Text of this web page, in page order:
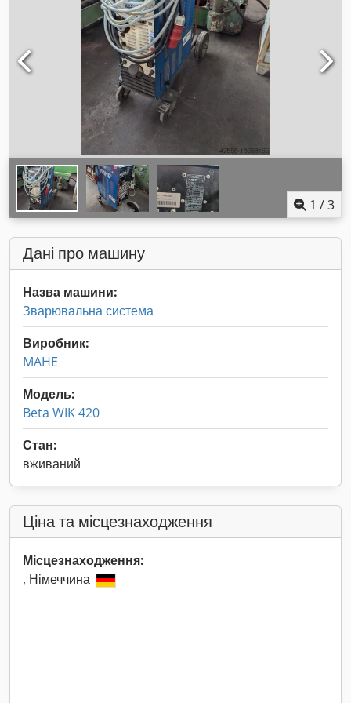
1 /3
Дані про машину
Назва машини:
Зварювальна система
Виробник:
MAHE
Модель:
Beta WIK 420
Стан:
вживаний
Ціна та місцезнаходження
Місцезнаходження:
, Німеччина